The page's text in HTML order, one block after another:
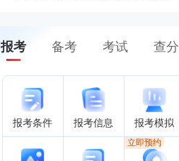
报考 备考 考试 查分
报考条件 报考信息 报考模拟
立即预约